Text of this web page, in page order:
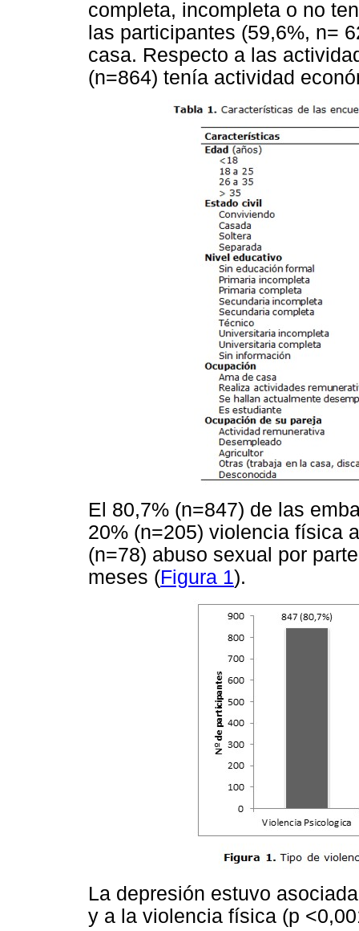
completa, incompleta o no
las participantes (59,6%, n=
casa. Respecto a las
(n=864) tenía actividad
El 80,7% (n=847) de las
20% (n=205) violencia física
(n=78) abuso sexual por
meses (Figura 1).
La depresión estuvo
y a la violencia física (p